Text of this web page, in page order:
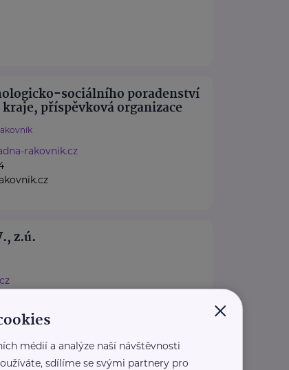
sociálního poradenství
příspěvková organizace
rakovnik.cz
z.ú.
×
médií a analýze naší návštěvnosti
sdílíme se svými partnery pro